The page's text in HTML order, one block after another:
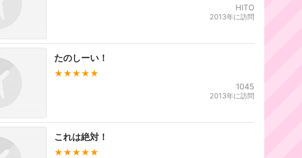
HITO
2013年に訪問
たのしーい！
★★★★★
1045
2013年に訪問
これは絶対！
★★★★★